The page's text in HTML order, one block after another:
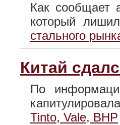
Как сообщает
который
стального
Китай
По
Tinto, Vale, BHP